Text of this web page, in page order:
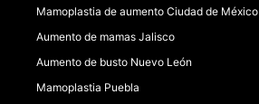
Mamoplastia de aumento Ciudad de México
Aumento de mamas Jalisco
Aumento de busto Nuevo León
Mamoplastia Puebla